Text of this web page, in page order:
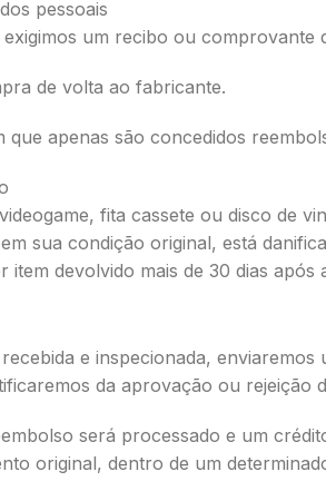
pessoais
um recibo ou comprovante
de volta ao fabricante.
que apenas são concedidos
fita cassete ou disco de
sua condição original, está
item devolvido mais de 30 dias após
e inspecionada,
da aprovação ou rejeição
será processado e um
original, dentro de um